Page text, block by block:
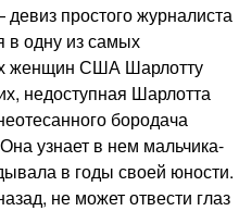
простого журналиста
в одну из самых
женщин США Шарлотту
недоступная Шарлотта
бородача
узнает в нем мальчика-
в годы своей юности.
не может отвести глаз